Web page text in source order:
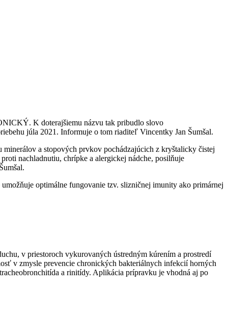
K doterajšiemu názvu tak pribudlo slovo
júla 2021. Informuje o tom riaditeľ Vincentky Jan Šumšal.
a stopových prvkov pochádzajúcich z kryštalicky čistej
nachladnutiu, chrípke a alergickej nádche, posilňuje
optimálne fungovanie tzv. slizničnej imunity ako primárnej
v priestoroch vykurovaných ústredným kúrením a prostredí
v zmysle prevencie chronických bakteriálnych infekcií horných
a rinitídy. Aplikácia prípravku je vhodná aj po